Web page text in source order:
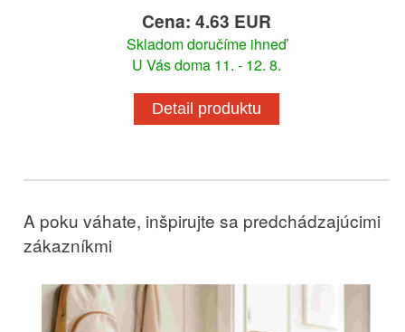
Cena: 4.63 EUR
Skladom doručíme ihneď
U Vás doma 11. - 12. 8.
Detail produktu
A poku váhate, inšpirujte sa predchádzajúcimi
zákazníkmi